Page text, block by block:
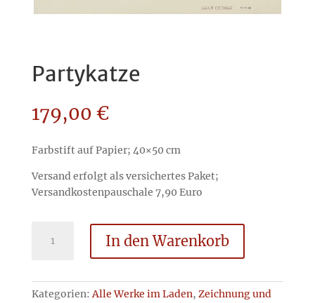
Partykatze
179,00 €
Farbstift auf Papier; 40×50 cm
Versand erfolgt als versichertes Paket;
Versandkostenpauschale 7,90 Euro
Menge
In den Warenkorb
Kategorien:Alle Werke im Laden, Zeichnung und